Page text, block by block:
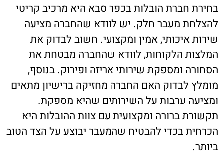
בחירת חברת הובלות בכפר סבא היא מרכיב קריטי
להצלחת מעבר חלק. יש לוודא שהחברה מציעה
שירות איכותי, אמין ומקצועי. חשוב לבדוק את
המלצות הלקוחות, לוודא שהחברה מבטחת את
הסחורה ומספקת שירותי אריזה ופירוק. בנוסף,
מומלץ לבדוק האם החברה מחזיקה ברישיון מתאים
ומציעה ערבות על השירותים שהיא מספקת.
תקשורת ברורה ומקצועית עם צוות ההובלות היא
הכרחית בכדי להבטיח שהמעבר יבוצע על הצד הטוב
ביותר.